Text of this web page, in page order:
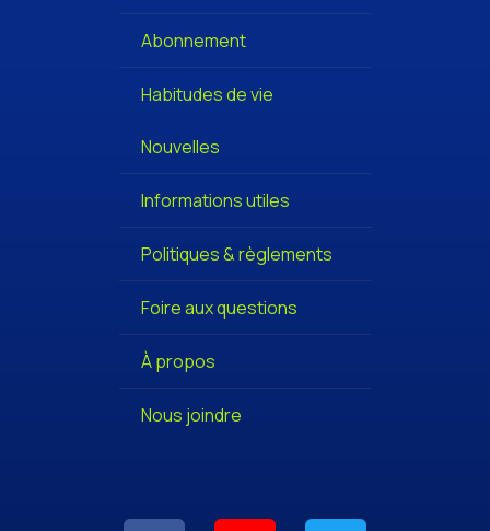
Abonnement
Habitudes de vie
Nouvelles
Informations utiles
Politiques & règlements
Foire aux questions
À propos
Nous joindre